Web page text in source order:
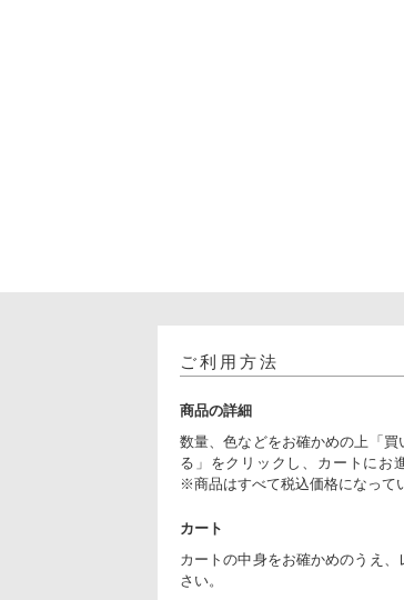
ご利用方法
商品の詳細
数量、色などをお確かめの上「買
る」をクリックし、カートにお
※商品はすべて税込価格になって
カート
カートの中身をお確かめのうえ、
さい。